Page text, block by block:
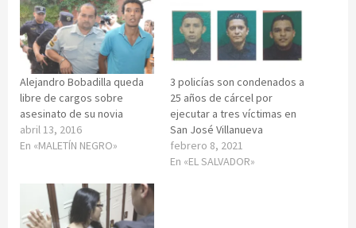
Alejandro Bobadilla queda
libre de cargos sobre
asesinato de su novia
abril 13, 2016
En «MALETÍN NEGRO»
3 policías son condenados a
25 años de cárcel por
ejecutar a tres víctimas en
San José Villanueva
febrero 8, 2021
En «EL SALVADOR»